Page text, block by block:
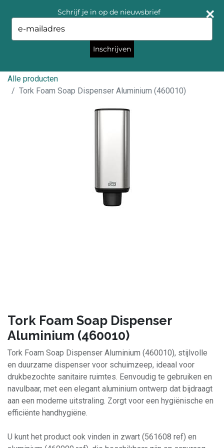
Alle producten
Tork Foam Soap Dispenser Aluminium (460010)
Tork Foam Soap Dispenser
Aluminium (460010)
Tork Foam Soap Dispenser Aluminium (460010), stijlvolle
en duurzame dispenser voor schuimzeep, ideaal voor
drukbezochte sanitaire ruimtes. Eenvoudig te gebruiken en
navulbaar, met een elegant aluminium ontwerp dat bijdraagt
aan een moderne uitstraling. Zorgt voor een hygiënische en
efficiënte handhygiëne.
U kunt het product ook vinden in zwart (561608 ref) en
Schrijf je in op de nieuwsbrief
your
email
Inschrijven